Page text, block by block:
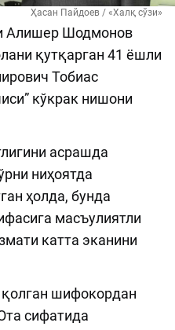
Ҳасан Пайдоев / «Халқ сўзи»
Алишер Шодмонов
қутқарган 41 ёшли
Тобиас
кўкрак нишони
асрашда
ниҳоятда
ҳолда, бунда
масъулиятли
катта эканини
шифокордан
сифатида